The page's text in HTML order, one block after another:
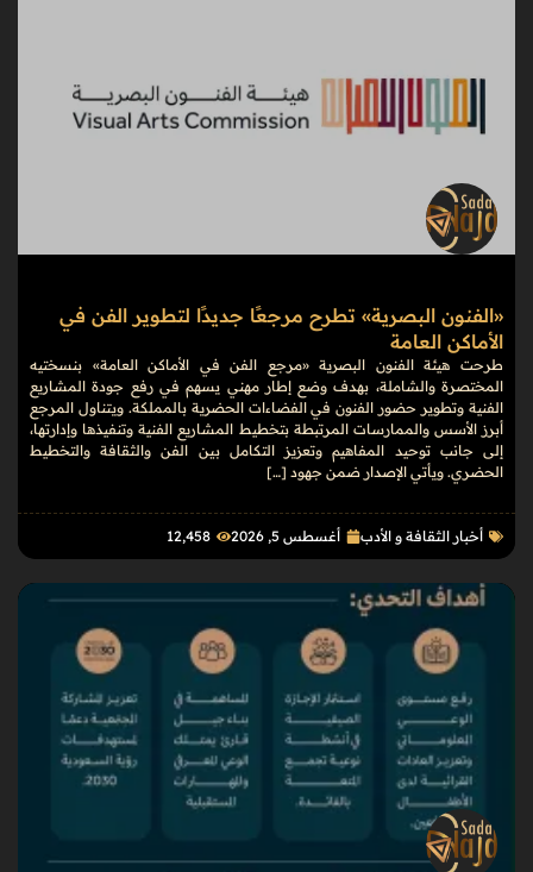
«الفنون البصرية» تطرح مرجعًا جديدًا لتطوير الفن في
الأماكن العامة
طرحت هيئة الفنون البصرية «مرجع الفن في الأماكن العامة» بنسختيه
المختصرة والشاملة، بهدف وضع إطار مهني يسهم في رفع جودة المشاريع
الفنية وتطوير حضور الفنون في الفضاءات الحضرية بالمملكة. ويتناول المرجع
أبرز الأسس والممارسات المرتبطة بتخطيط المشاريع الفنية وتنفيذها وإدارتها،
إلى جانب توحيد المفاهيم وتعزيز التكامل بين الفن والثقافة والتخطيط
الحضري. ويأتي الإصدار ضمن جهود […]
أخبار الثقافة و الأدب أغسطس 5, 2026 12٬458